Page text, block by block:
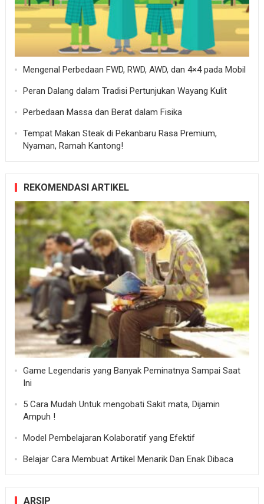
Mengenal Perbedaan FWD, RWD, AWD, dan 4×4 pada Mobil
Peran Dalang dalam Tradisi Pertunjukan Wayang Kulit
Perbedaan Massa dan Berat dalam Fisika
Tempat Makan Steak di Pekanbaru Rasa Premium,
Nyaman, Ramah Kantong!
REKOMENDASI ARTIKEL
Game Legendaris yang Banyak Peminatnya Sampai Saat
Ini
5 Cara Mudah Untuk mengobati Sakit mata, Dijamin
Ampuh !
Model Pembelajaran Kolaboratif yang Efektif
Belajar Cara Membuat Artikel Menarik Dan Enak Dibaca
ARSIP